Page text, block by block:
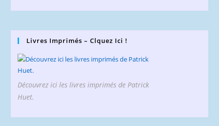
Livres Imprimés – Clquez Ici !
Découvrez ici les livres imprimés de Patrick
Huet.